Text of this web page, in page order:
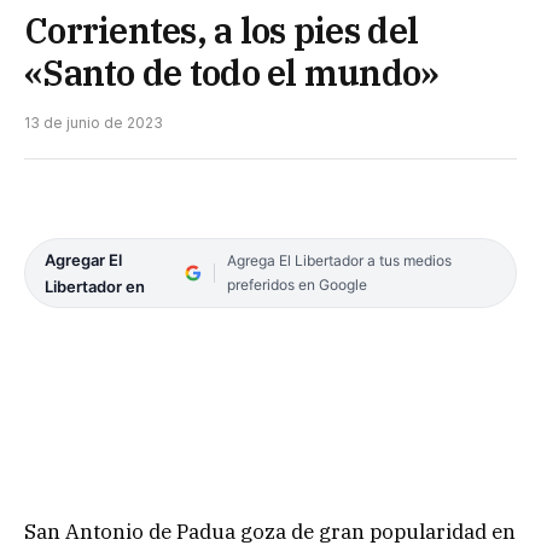
Corrientes, a los pies del
«Santo de todo el mundo»
13 de junio de 2023
Agregar El
Libertador en
Agrega El Libertador a tus medios
preferidos en Google
San Antonio de Padua goza de gran popularidad en